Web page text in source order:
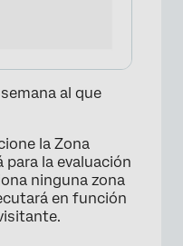
×
al que
la Zona
para la evaluación
ninguna zona
en función